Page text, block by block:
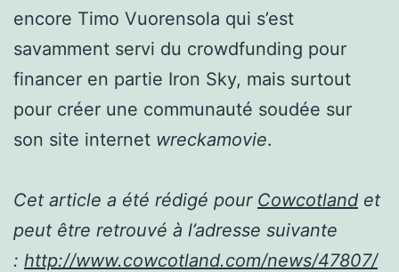
encore Timo Vuorensola qui s’est
savamment servi du crowdfunding pour
financer en partie Iron Sky, mais surtout
pour créer une communauté soudée sur
son site internet wreckamovie.
Cet article a été rédigé pour Cowcotland et
peut être retrouvé à l’adresse suivante
: http://www.cowcotland.com/news/47807/